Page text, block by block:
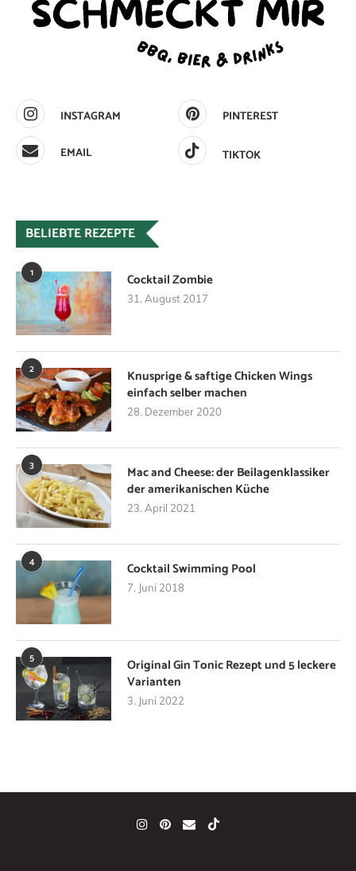
INSTAGRAM
PINTEREST
EMAIL
TIKTOK
BELIEBTE REZEPTE
1 Cocktail Zombie
31. August 2017
2
Knusprige & saftige Chicken Wings
einfach selber machen
28. Dezember 2020
3
Mac and Cheese: der Beilagenklassiker
der amerikanischen Küche
23. April 2021
4 Cocktail Swimming Pool
7. Juni 2018
5
Original Gin Tonic Rezept und 5 leckere
Varianten
3. Juni 2022